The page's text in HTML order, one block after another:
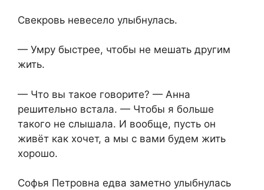
Свекровь невесело улыбнулась.
— Умру быстрее, чтобы не мешать другим
жить.
— Что вы такое говорите? — Анна
решительно встала. — Чтобы я больше
такого не слышала. И вообще, пусть он
живёт как хочет, а мы с вами будем жить
хорошо.
Софья Петровна едва заметно улыбнулась